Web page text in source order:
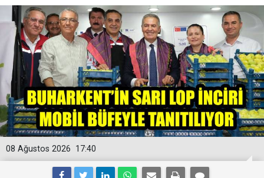
17:40
08 Ağustos 2026